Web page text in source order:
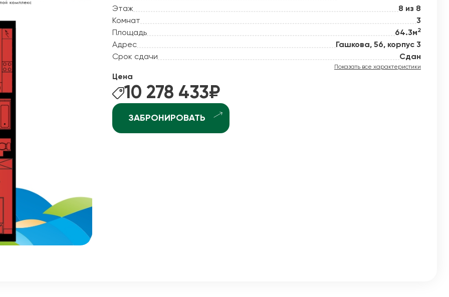
квартиры
квартиры
квартиры
Курье
2
р-не (КамГЭС)
Рассрочка
Отдай старое - построй новое
Ипотека +
Этаж
8 из 8
Комнат
3
Площадь
64.3м2
Адрес
Гашкова, 56, корпус 3
Срок сдачи
Сдан
Показать все характеристики
Цена
10 278 433₽
ЗАБРОНИРОВАТЬ